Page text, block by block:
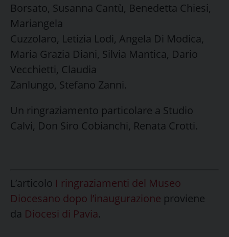
Borsato, Susanna Cantù, Benedetta Chiesi,
Mariangela
Cuzzolaro, Letizia Lodi, Angela Di Modica,
Maria Grazia Diani, Silvia Mantica, Dario
Vecchietti, Claudia
Zanlungo, Stefano Zanni.
Un ringraziamento particolare a Studio
Calvi, Don Siro Cobianchi, Renata Crotti.
L’articolo I ringraziamenti del Museo
Diocesano dopo l’inaugurazione proviene
da Diocesi di Pavia.